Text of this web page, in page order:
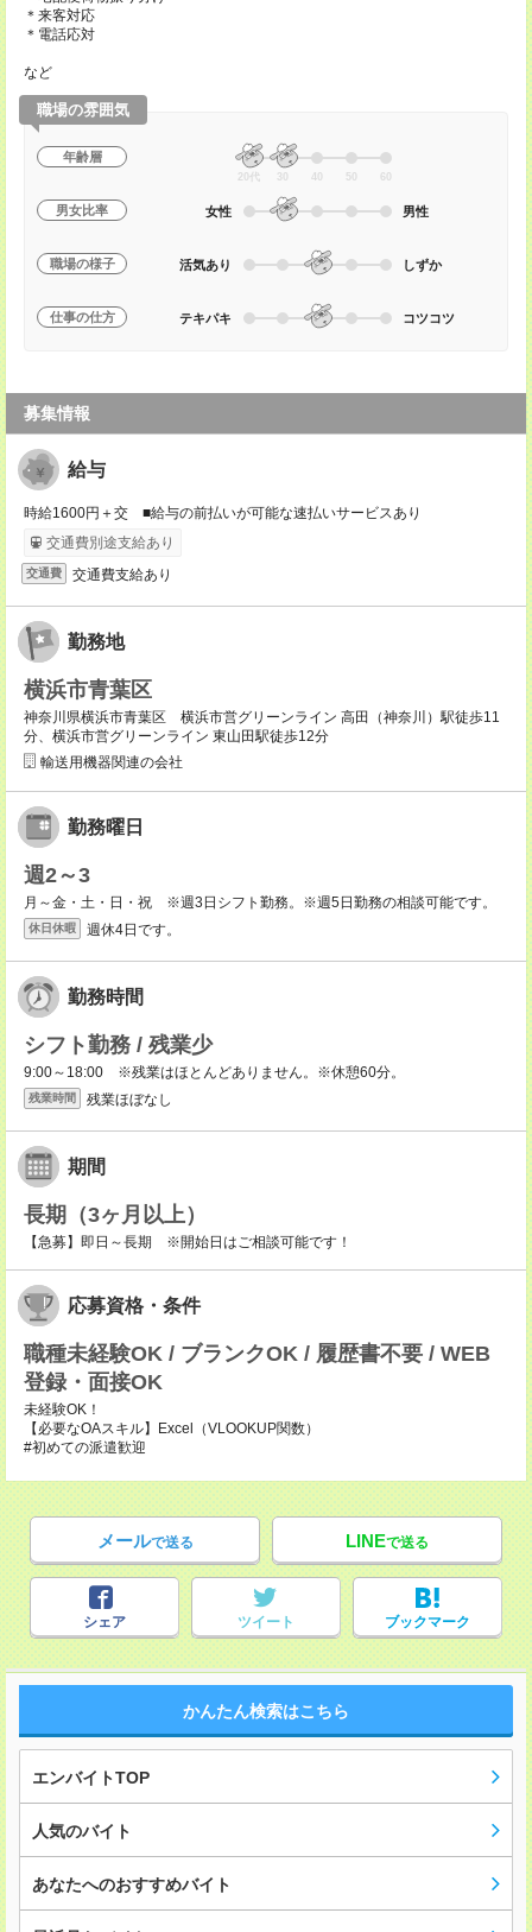
＊来客対応
＊電話応対
など
職場の雰囲気
年齢層
20代 30 40 50 60
男女比率 女性 男性
職場の様子 活気あり しずか
仕事の仕方 テキパキ コツコツ
募集情報
給与
時給1600円＋交 ■給与の前払いが可能な速払いサービスあり
交通費別途支給あり
交通費 交通費支給あり
勤務地
横浜市青葉区
神奈川県横浜市青葉区 横浜市営グリーンライン 高田（神奈川）駅徒歩11
分、横浜市営グリーンライン 東山田駅徒歩12分
輸送用機器関連の会社
勤務曜日
週2～3
月～金・土・日・祝 ※週3日シフト勤務。※週5日勤務の相談可能です。
休日休暇 週休4日です。
勤務時間
シフト勤務 / 残業少
9:00～18:00 ※残業はほとんどありません。※休憩60分。
残業時間 残業ほぼなし
期間
長期（3ヶ月以上）
【急募】即日～長期 ※開始日はご相談可能です！
応募資格・条件
職種未経験OK / ブランクOK / 履歴書不要 / WEB
登録・面接OK
未経験OK！
【必要なOAスキル】Excel（VLOOKUP関数）
#初めての派遣歓迎
メールで送る LINEで送る
シェア ツイート ブックマーク
かんたん検索はこちら
エンバイトTOP
人気のバイト
あなたへのおすすめバイト